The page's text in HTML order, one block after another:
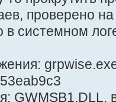
проверено
в системном
GWMSB1.DLL,